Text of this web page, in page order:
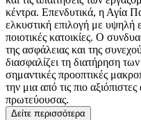
κέντρα. Επενδυτικά, η Αγία
ελκυστική επιλογή με υψηλή
ποιοτικές κατοικίες. Ο
της ασφάλειας και της
διασφαλίζει τη διατήρηση
σημαντικές προοπτικές
την μια από τις πιο
πρωτεύουσας.
Δείτε περισσότερα